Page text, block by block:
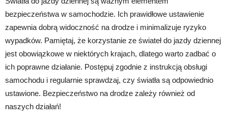
bezpieczeństwa w samochodzie. Ich prawidłowe ustawienie
zapewnia dobrą widoczność na drodze i minimalizuje ryzyko
wypadków. Pamiętaj, że korzystanie ze świateł do jazdy dziennej
jest obowiązkowe w niektórych krajach, dlatego warto zadbać o
ich poprawne działanie. Postępuj zgodnie z instrukcją obsługi
samochodu i regularnie sprawdzaj, czy światła są odpowiednio
ustawione. Bezpieczeństwo na drodze zależy również od
naszych działań!